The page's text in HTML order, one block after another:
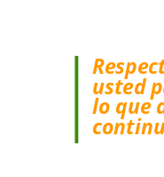
usted
lo que